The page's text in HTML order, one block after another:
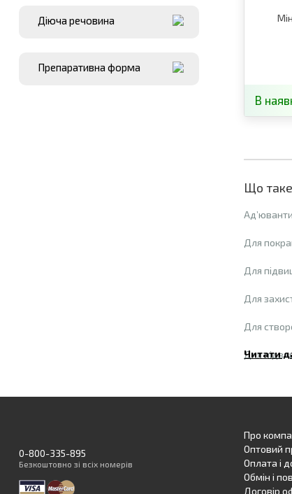
Діюча речовина
Препаративна форма
В
Що таке
Для
Для
Для
Для
Для
Для
Для
Читати
0-800-335-895
Безкоштовно зі всіх номерів
Про
Оптовий
Оплата і
Обмін і
Договір